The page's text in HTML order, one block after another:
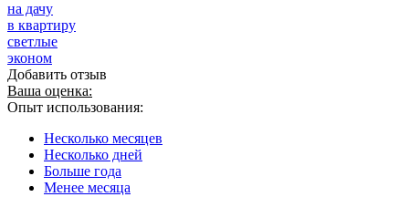
на дачу
в квартиру
светлые
эконом
Добавить отзыв
Ваша оценка:
Опыт использования:
Несколько месяцев
Несколько дней
Больше года
Менее месяца